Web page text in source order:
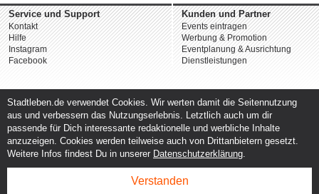
Service und Support
Kontakt
Hilfe
Instagram
Facebook
Kunden und Partner
Events eintragen
Werbung & Promotion
Eventplanung & Ausrichtung
Dienstleistungen
Stadtleben.de verwendet Cookies. Wir werten damit die Seitennutzung
aus und verbessern das Nutzungserlebnis. Letztlich auch um dir
passende für Dich interessante redaktionelle und werbliche Inhalte
anzuzeigen. Cookies werden teilweise auch von Drittanbietern gesetzt.
Weitere Infos findest Du in unserer Datenschutzerklärung.
Verstanden